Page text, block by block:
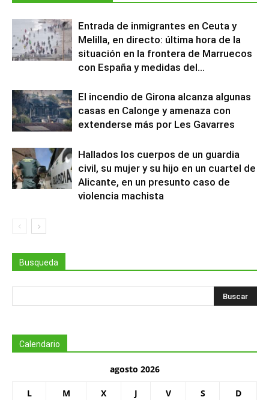
Entrada de inmigrantes en Ceuta y
Melilla, en directo: última hora de la
situación en la frontera de Marruecos
con España y medidas del...
El incendio de Girona alcanza algunas
casas en Calonge y amenaza con
extenderse más por Les Gavarres
Hallados los cuerpos de un guardia
civil, su mujer y su hijo en un cuartel de
Alicante, en un presunto caso de
violencia machista
Busqueda
Calendario
agosto 2026
L M X J V S D